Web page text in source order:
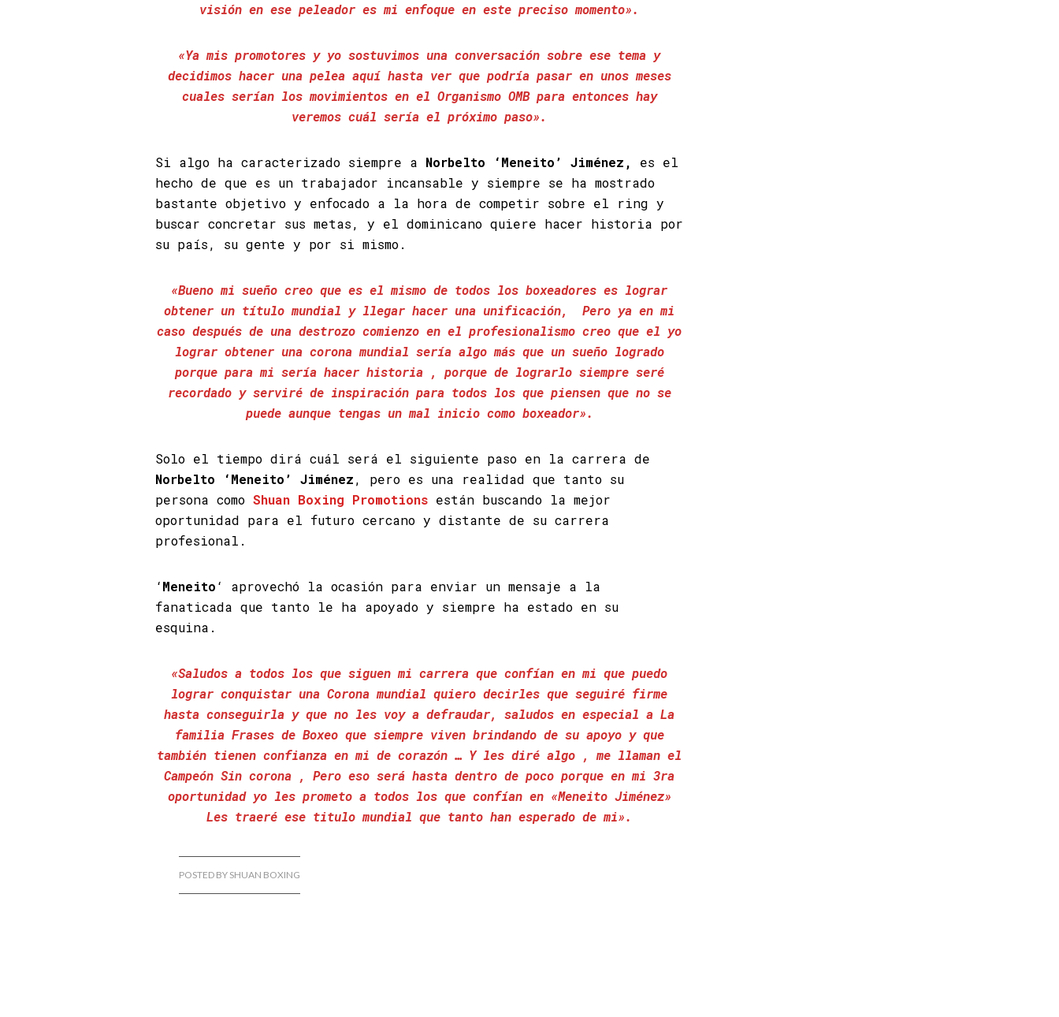
visión en ese peleador es mi enfoque en este preciso momento».
«Ya mis promotores y yo sostuvimos una conversación sobre ese tema y
decidimos hacer una pelea aquí hasta ver que podría pasar en unos meses
cuales serían los movimientos en el Organismo OMB para entonces hay
veremos cuál sería el próximo paso».
Si algo ha caracterizado siempre a Norbelto ‘Meneito’ Jiménez,
es el
hecho de que es un trabajador incansable y siempre se ha mostrado
bastante objetivo y enfocado a la hora de competir sobre el ring y
buscar concretar sus metas, y el dominicano quiere hacer historia por
su país, su gente y por si mismo.
«Bueno mi sueño creo que es el mismo de todos los boxeadores es lograr
obtener un título mundial y llegar hacer una unificación, Pero ya en mi
caso después de una destrozo comienzo en el profesionalismo creo que el yo
lograr obtener una corona mundial sería algo más que un sueño logrado
porque para mi sería hacer historia , porque de lograrlo siempre seré
recordado y serviré de inspiración para todos los que piensen que no se
puede aunque tengas un mal inicio como boxeador».
Solo el tiempo dirá cuál será el siguiente paso en la carrera de
Norbelto ‘Meneito’ Jiménez, pero es una realidad que tanto su
persona como Shuan Boxing Promotions están buscando la mejor
oportunidad para el futuro cercano y distante de su carrera
profesional.
‘Meneito‘ aprovechó la ocasión para enviar un mensaje a la
fanaticada que tanto le ha apoyado y siempre ha estado en su
esquina.
«Saludos a todos los que siguen mi carrera que confían en mi que puedo
lograr conquistar una Corona mundial quiero decirles que seguiré firme
hasta conseguirla y que no les voy a defraudar, saludos en especial a La
familia Frases de Boxeo que siempre viven brindando de su apoyo y que
también tienen confianza en mi de corazón … Y les diré algo , me llaman el
Campeón Sin corona , Pero eso será hasta dentro de poco porque en mi 3ra
oportunidad yo les prometo a todos los que confían en «Meneito Jiménez»
Les traeré ese titulo mundial que tanto han esperado de mi».
POSTED BY SHUAN BOXING